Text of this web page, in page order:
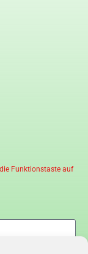
Funktionstaste auf